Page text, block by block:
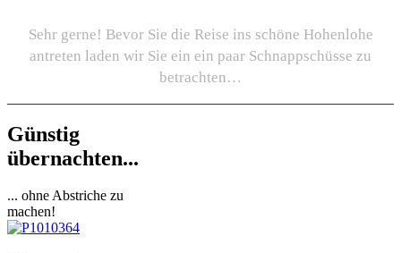
Sehr gerne! Bevor Sie die Reise ins schöne Hohenlohe
antreten laden wir Sie ein ein paar Schnappschüsse zu
betrachten…
Günstig
übernachten...
... ohne Abstriche zu
machen!